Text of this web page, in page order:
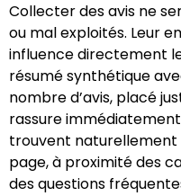
Collecter des avis ne
ou mal exploités. Leur
influence directement
résumé synthétique
nombre d’avis, placé
rassure
trouvent naturellement
page, à proximité des
des questions